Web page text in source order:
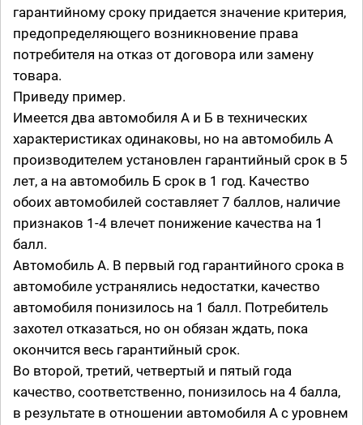
гарантийному сроку придается значение критерия,
предопределяющего возникновение права
потребителя на отказ от договора или замену
товара.
Приведу пример.
Имеется два автомобиля А и Б в технических
характеристиках одинаковы, но на автомобиль А
производителем установлен гарантийный срок в 5
лет, а на автомобиль Б срок в 1 год. Качество
обоих автомобилей составляет 7 баллов, наличие
признаков 1-4 влечет понижение качества на 1
балл.
Автомобиль А. В первый год гарантийного срока в
автомобиле устранялись недостатки, качество
автомобиля понизилось на 1 балл. Потребитель
захотел отказаться, но он обязан ждать, пока
окончится весь гарантийный срок.
Во второй, третий, четвертый и пятый года
качество, соответственно, понизилось на 4 балла,
в результате в отношении автомобиля А с уровнем